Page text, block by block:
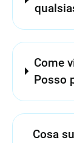
Come
Posso
Cosa